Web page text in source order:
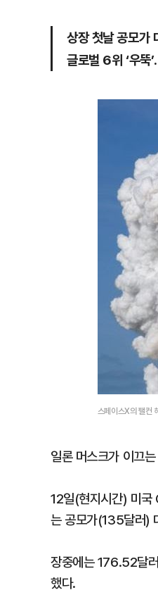
상장 첫날 공모가
글로벌 6위 ‘우뚝
스페이스X의 팰컨
일론 머스크가 이끄
12일(현지시간) 미국
는 공모가(135달러)
장중에는 176.52달
했다.